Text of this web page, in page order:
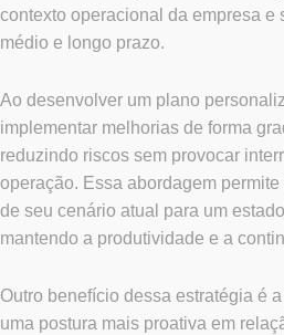
contexto operacional da empresa e
médio e longo prazo.
Ao desenvolver um plano
implementar melhorias de forma
reduzindo riscos sem provocar
operação. Essa abordagem
de seu cenário atual para um
mantendo a produtividade e a
Outro benefício dessa estratégia é
uma postura mais proativa em